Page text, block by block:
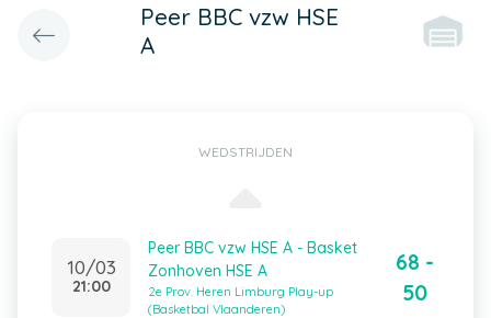
Peer BBC vzw HSE
A
WEDSTRIJDEN
10/03
21:00
Peer BBC vzw HSE A - Basket
Zonhoven HSE A
2e Prov. Heren Limburg Play-up
(Basketbal Vlaanderen)
68 -
50